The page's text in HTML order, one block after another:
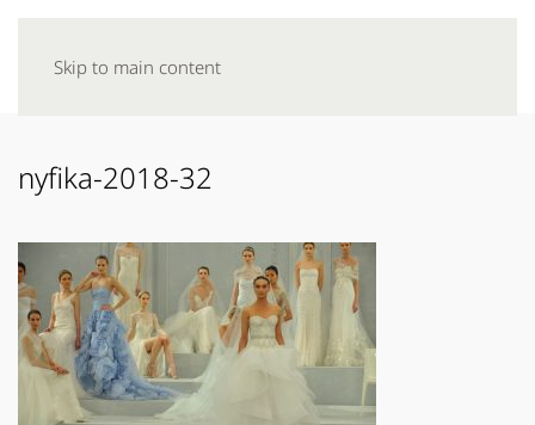
Skip to main content
nyfika-2018-32